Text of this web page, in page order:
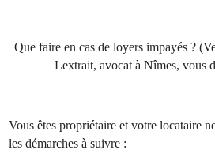
Que faire en cas de loyers impayés ?
Lextrait, avocat à Nîmes, vous
Vous êtes propriétaire et votre locataire
les démarches à suivre :